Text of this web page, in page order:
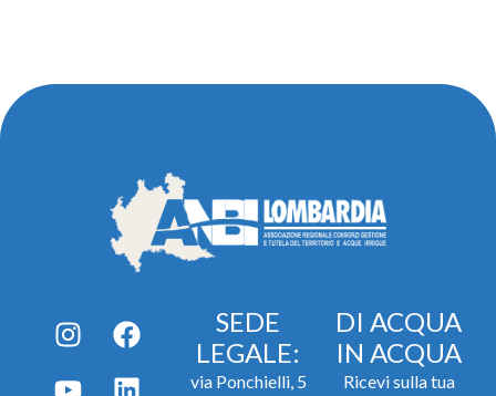
SEDE
LEGALE:
via Ponchielli, 5
DI ACQUA
IN ACQUA
Ricevi sulla tua